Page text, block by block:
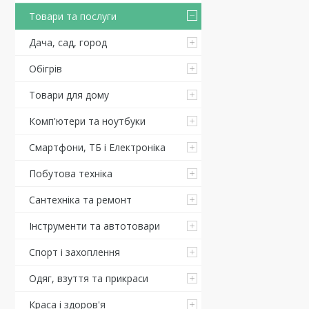
Товари та послуги
Дача, сад, город
Обігрів
Товари для дому
Комп'ютери та ноутбуки
Смартфони, ТБ і Електроніка
Побутова техніка
Сантехніка та ремонт
Інструменти та автотовари
Спорт і захоплення
Одяг, взуття та прикраси
Краса і здоров'я